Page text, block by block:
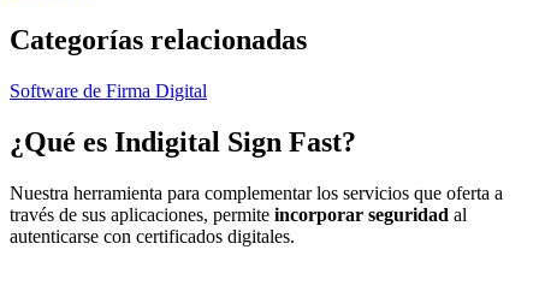
Categorías relacionadas
Software de Firma Digital
¿Qué es Indigital Sign Fast?
Nuestra herramienta para complementar los servicios que oferta a
través de sus aplicaciones, permite incorporar seguridad al
autenticarse con certificados digitales.